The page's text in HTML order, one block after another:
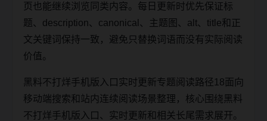
页也能继续浏览同类内容。每日更新时优先保证标
题、description、canonical、主题图、alt、title和正
文关键词保持一致，避免只替换词语而没有实际阅读
价值。
黑料不打烊手机版入口实时更新专题阅读路径18面向
移动端搜索和站内连续阅读场景整理，核心围绕黑料
不打烊手机版入口、实时更新和相关长尾需求展开。